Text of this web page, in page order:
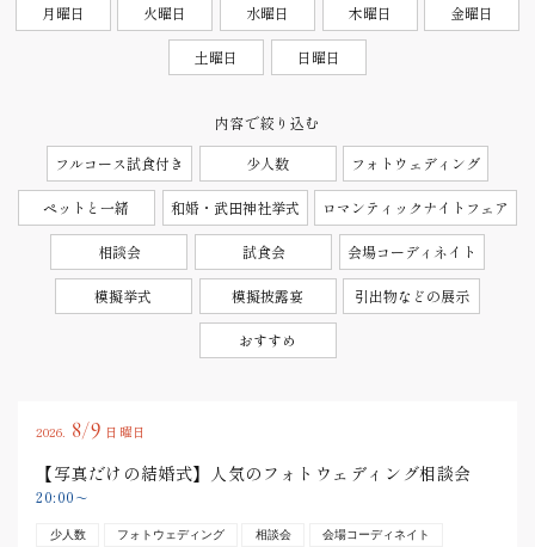
月曜日
火曜日 水曜日 木曜日 金曜日
土曜日 日曜日
内容で絞り込む
フルコース試食付き
少人数 フォトウェディング
ペットと一緒 和婚・武田神社挙式 ロマンティックナイトフェア
相談会 試食会 会場コーディネイト
模擬挙式 模擬披露宴 引出物などの展示
おすすめ
2026. 8/9 日曜日
【写真だけの結婚式】人気のフォトウェディング相談会
20:00 〜
少人数 フォトウェディング 相談会 会場コーディネイト